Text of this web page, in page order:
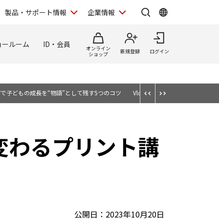
製品・サポート情報 企業情報
ルーム ID・会員
オンライン
ショップ
新規登録 ログイン
子どもの成長を“物語”として残す5つのコツ Vlog入門｜EOS R50 Vで透明感
るプリント講
公開日：2023年10月20日